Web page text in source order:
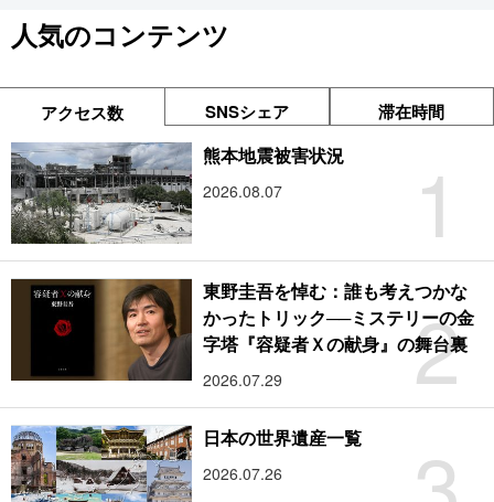
人気のコンテンツ
アクセス数 SNSシェア 滞在時間
1
熊本地震被害状況
2026.08.07
2
東野圭吾を悼む：誰も考えつかな
かったトリック──ミステリーの金
字塔『容疑者Ｘの献身』の舞台裏
2026.07.29
日本の世界遺産一覧
2026.07.26